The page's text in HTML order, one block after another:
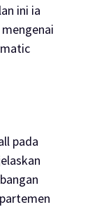
ini ia
pada